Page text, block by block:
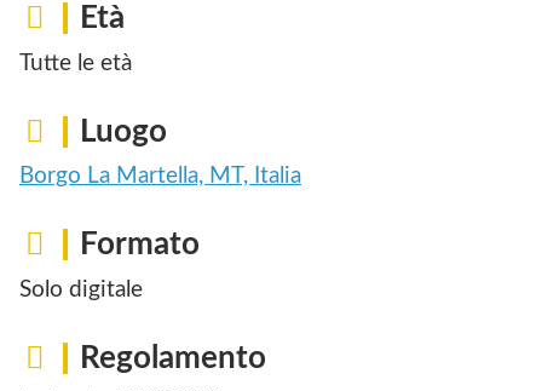
Età
Tutte le età
Luogo
Borgo La Martella, MT, Italia
Formato
Solo digitale
Regolamento